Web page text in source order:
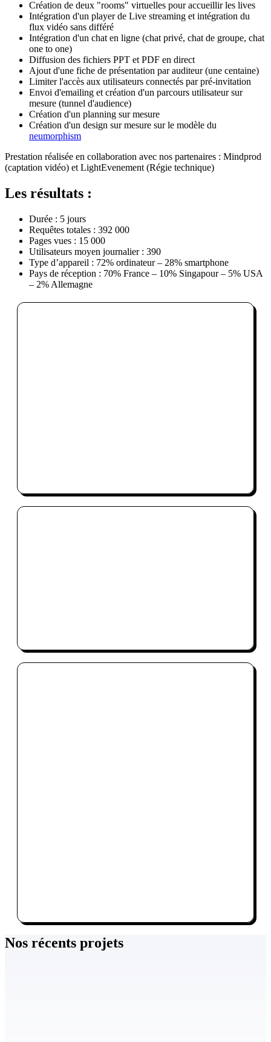
Création de deux "rooms" virtuelles pour accueillir les lives
Intégration d'un player de Live streaming et intégration du
flux vidéo sans différé
Intégration d'un chat en ligne (chat privé, chat de groupe, chat
one to one)
Diffusion des fichiers PPT et PDF en direct
Ajout d'une fiche de présentation par auditeur (une centaine)
Limiter l'accès aux utilisateurs connectés par pré-invitation
Envoi d'emailing et création d'un parcours utilisateur sur
mesure (tunnel d'audience)
Création d'un planning sur mesure
Création d'un design sur mesure sur le modèle du
neumorphism
Prestation réalisée en collaboration avec nos partenaires : Mindprod
(captation vidéo) et LightEvenement (Régie technique)
Les résultats :
Durée : 5 jours
Requêtes totales : 392 000
Pages vues : 15 000
Utilisateurs moyen journalier : 390
Type d’appareil : 72% ordinateur – 28% smartphone
Pays de réception : 70% France – 10% Singapour – 5% USA
– 2% Allemagne
Nos récents projets